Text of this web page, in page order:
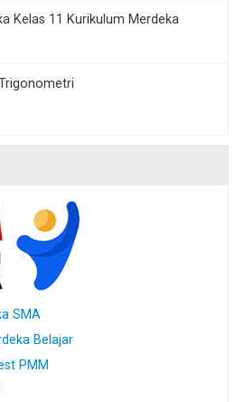
Kelas 11 Kurikulum Merdeka
SMA
Belajar
PMM